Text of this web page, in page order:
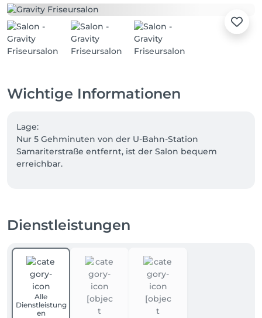
Wichtige Informationen
Lage:
Nur 5 Gehminuten von der U-Bahn-Station
Samariterstraße entfernt, ist der Salon bequem
Dienstleistungen
Alle
Dienstleistung
en